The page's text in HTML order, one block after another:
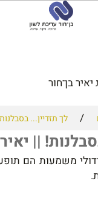
בן־חור
/ לך תזדיין...
||
משמעות הם